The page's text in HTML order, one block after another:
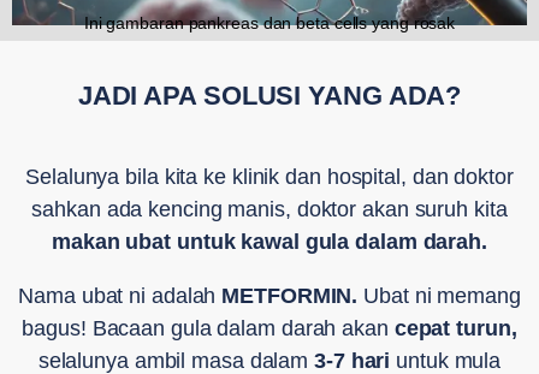
Ini gambaran pankreas dan beta cells yang rosak
JADI APA SOLUSI YANG ADA?
Selalunya bila kita ke klinik dan hospital, dan doktor
sahkan ada kencing manis, doktor akan suruh kita
makan ubat untuk kawal gula dalam darah.
Nama ubat ni adalah METFORMIN. Ubat ni memang
bagus! Bacaan gula dalam darah akan cepat turun,
selalunya ambil masa dalam3-7 hari untuk mula